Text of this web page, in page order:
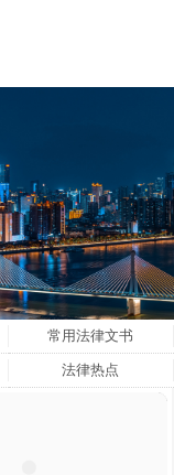
常用法律文书
法律热点